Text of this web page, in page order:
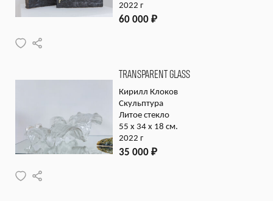
2022 г
60 000 ₽
TRANSPARENT GLASS
Кирилл Клоков
Скульптура
Литое стекло
55 x 34 x 18 см.
2022 г
35 000 ₽